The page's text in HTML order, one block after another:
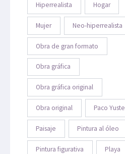
Hiperrealista Hogar
Mujer Neo-hiperrealista
Obra de gran formato
Obra gráfica
Obra gráfica original
Obra original Paco Yuste
Paisaje Pintura al óleo
Pintura figurativa Playa